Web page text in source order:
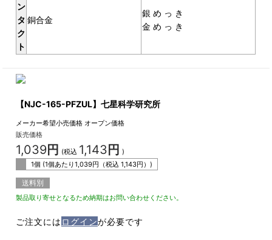
ン
タ
ク
ト
銅合金
銀 め っ き
金 め っ き
【NJC-165-PFZUL】七星科学研究所
メーカー希望小売価格 オープン価格
販売価格
1,039円 (税込 1,143 円 )
1個 (1個あたり1,039円（税込1,143円）)
送料別
製品取り寄せとなるため納期はお問い合わせください。
ご注文には ログインが必要です